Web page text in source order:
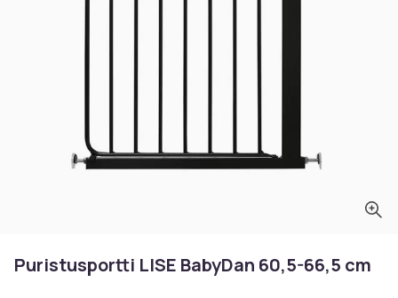
Puristusportti LISE BabyDan 60,5-66,5 cm